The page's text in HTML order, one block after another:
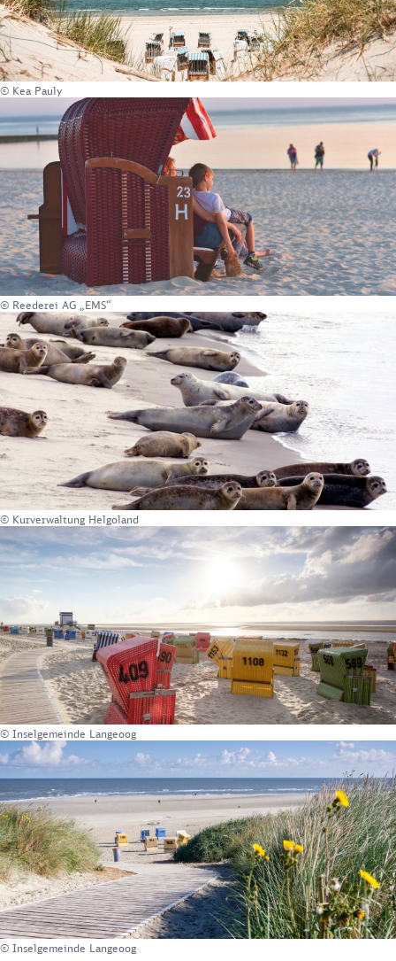
© Kea Pauly
© Reederei AG „EMS“
© Kurverwaltung Helgoland
© Inselgemeinde Langeoog
© Inselgemeinde Langeoog